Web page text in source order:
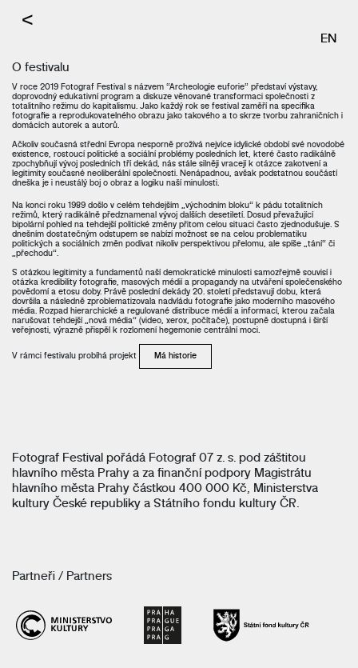
<
EN
O festivalu
V roce 2019 Fotograf Festival s názvem “Archeologie euforie” představí výstavy,
doprovodný edukativní program a diskuze věnované transformaci společnosti z
totalitního režimu do kapitalismu. Jako každý rok se festival zaměří na specifika
fotografie a reprodukovatelného obrazu jako takového a to skrze tvorbu zahraničních i
domácích autorek a autorů.
Ačkoliv současná střední Evropa nesporně prožívá nejvíce idylické období své novodobé
existence, rostoucí politické a sociální problémy posledních let, které často radikálně
zpochybňují vývoj posledních tří dekád, nás stále silněji vracejí k otázce zakotvení a
legitimity současné neoliberální společnosti. Nenápadnou, avšak podstatnou součástí
dneška je i neustálý boj o obraz a logiku naší minulosti.
Na konci roku 1989 došlo v celém tehdejším „východním bloku“ k pádu totalitních
režimů, který radikálně předznamenal vývoj dalších desetiletí. Dosud převažující
bipolární pohled na tehdejší politické změny přitom celou situaci často zjednodušuje. S
dnešním dostatečným odstupem se nabízí možnost se na celou problematiku
politických a sociálních změn podívat nikoliv perspektivou přelomu, ale spíše „tání“ či
„přechodu“.
S otázkou legitimity a fundamentů naší demokratické minulosti samozřejmě souvisí i
otázka kredibility fotografie, masových médií a propagandy na utváření společenského
povědomí a etosu doby. Právě poslední dekády 20. století představují dobu, která
dovršila a následně zproblematizovala nadvládu fotografie jako moderního masového
média. Rozpad hierarchické a regulované distribuce médií a informací, kterou začala
narušovat tehdejší „nová média“ (video, xerox, počítače), postupně dostupná i širší
veřejnosti, výrazně přispěl k rozlomení hegemonie centrální moci.
V rámci festivalu probíhá projekt Má historie
Fotograf Festival pořádá Fotograf 07 z. s. pod záštitou
hlavního města Prahy a za finanční podpory Magistrátu
hlavního města Prahy částkou 400 000 Kč, Ministerstva
kultury České republiky a Státního fondu kultury ČR.
Partneři / Partners